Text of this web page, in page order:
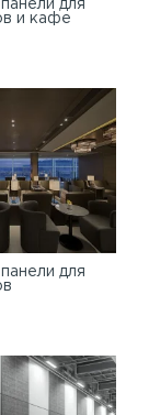
для
и кафе
для